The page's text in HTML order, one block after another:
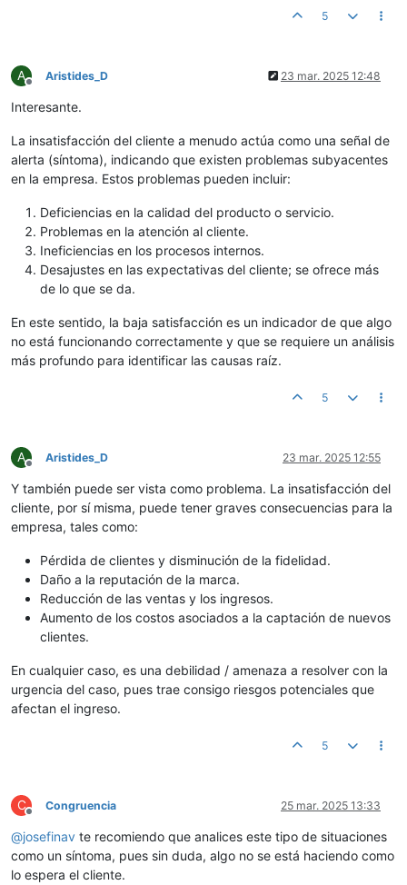
5
A
Desconectado
Aristides_D 23 mar. 2025 12:48
Interesante.
La insatisfacción del cliente a menudo actúa como una señal de
alerta (síntoma), indicando que existen problemas subyacentes
en la empresa. Estos problemas pueden incluir:
Deficiencias en la calidad del producto o servicio.
Problemas en la atención al cliente.
Ineficiencias en los procesos internos.
Desajustes en las expectativas del cliente; se ofrece más
de lo que se da.
En este sentido, la baja satisfacción es un indicador de que algo
no está funcionando correctamente y que se requiere un análisis
más profundo para identificar las causas raíz.
5
A
Desconectado
Aristides_D 23 mar. 2025 12:55
Y también puede ser vista como problema. La insatisfacción del
cliente, por sí misma, puede tener graves consecuencias para la
empresa, tales como:
Pérdida de clientes y disminución de la fidelidad.
Daño a la reputación de la marca.
Reducción de las ventas y los ingresos.
Aumento de los costos asociados a la captación de nuevos
clientes.
En cualquier caso, es una debilidad / amenaza a resolver con la
urgencia del caso, pues trae consigo riesgos potenciales que
afectan el ingreso.
5
C
Desconectado
Congruencia 25 mar. 2025 13:33
@josefinav te recomiendo que analices este tipo de situaciones
como un síntoma, pues sin duda, algo no se está haciendo como
lo espera el cliente.